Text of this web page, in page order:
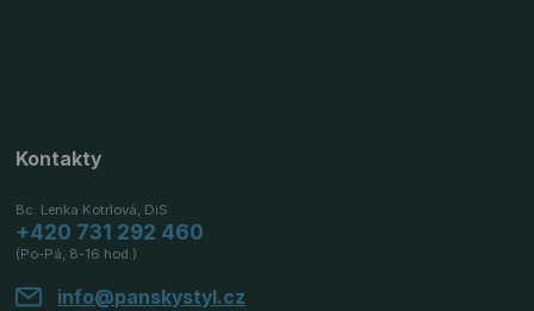
Kontakty
Bc. Lenka Kotrlová, DiS
+420 731 292 460
(Po-Pá, 8-16 hod.)
info@panskystyl.cz